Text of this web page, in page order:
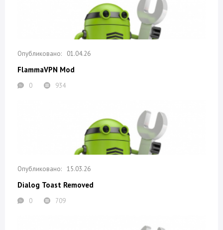
01.04.26
FlammaVPN Mod
0 934
15.03.26
Dialog Toast Removed
0 709